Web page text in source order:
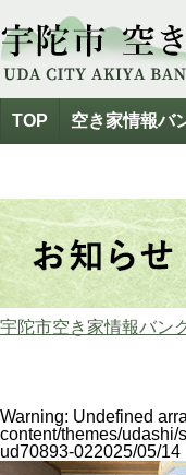
TOP 空き家情報バ
宇陀市空き家情報バン
Warning: Undefined
content/themes/udashi/
ud70893-022025/05/14